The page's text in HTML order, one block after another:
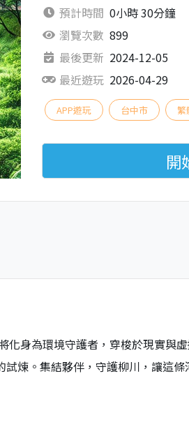
預計時間 0小時 30分鐘
瀏覽次數 899
最後更新 2024-12-05
最近遊玩 2026-04-29
APP遊玩 台中市 繁
開
身為環境守護者，穿梭於現實與
煉。集結夥伴，守護柳川，讓這條